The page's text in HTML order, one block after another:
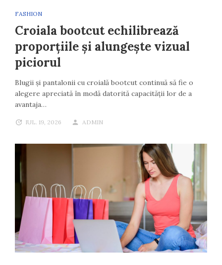
FASHION
Croiala bootcut echilibrează
proporțiile și alungește vizual
piciorul
Blugii și pantalonii cu croială bootcut continuă să fie o
alegere apreciată în modă datorită capacității lor de a
avantaja…
IUL. 19, 2026 ADMIN